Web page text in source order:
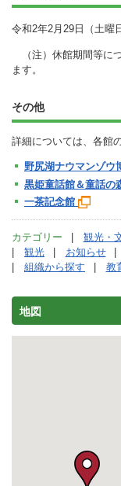
令和2年2月29日（土曜
（注）休館期間等に
ます。
その他
詳細については、各館
野尻湖ナウマンゾウ
黒姫童話館＆童話の
一茶記念館
カテゴリー 観光・
観光
お知らせ
組織から探す
教
地図